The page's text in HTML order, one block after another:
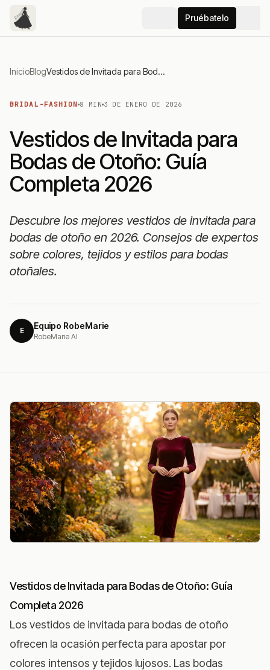
Pruébatelo
InicioBlog Vestidos de Invitada para Bodas de Otoño: Guía Completa 2026
BRIDAL-FASHION 8 MIN 3 DE ENERO DE 2026
Vestidos de Invitada para
Bodas de Otoño: Guía
Completa 2026
Descubre los mejores vestidos de invitada para
bodas de otoño en 2026. Consejos de expertos
sobre colores, tejidos y estilos para bodas
otoñales.
E Equipo RobeMarie
RobeMarie AI
Vestidos de Invitada para Bodas de Otoño: Guía
Completa 2026
Los vestidos de invitada para bodas de otoño
ofrecen la ocasión perfecta para apostar por
colores intensos y tejidos lujosos. Las bodas